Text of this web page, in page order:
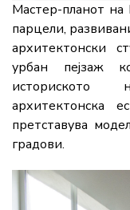
Мастер-планот
парцели,
архитектонски
урбан пејзаж
историското
архитектонска
претставува
градови.